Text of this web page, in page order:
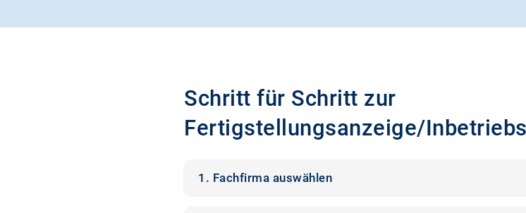
Schritt für Schritt zur
Fertigstellungsanzeige/
1. Fachfirma auswählen